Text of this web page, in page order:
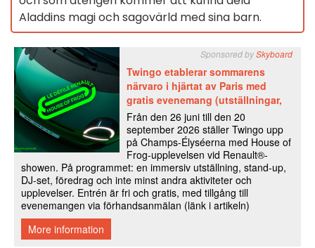
Aladdins magi och sagovärld med sina barn.